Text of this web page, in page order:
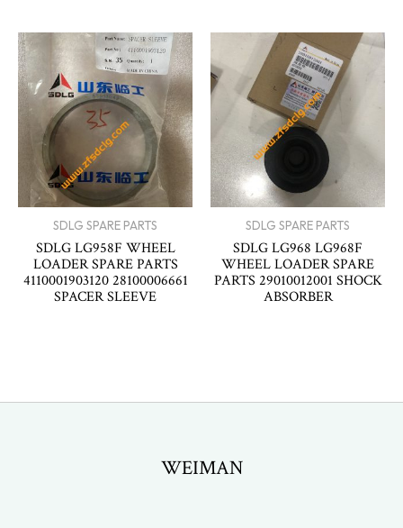
SDLG SPARE PARTS
SDLG LG958F WHEEL
LOADER SPARE PARTS
4110001903120 28100006661
SPACER SLEEVE
SDLG SPARE PARTS
SDLG LG968 LG968F
WHEEL LOADER SPARE
PARTS 29010012001 SHOCK
ABSORBER
WEIMAN